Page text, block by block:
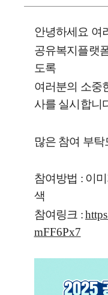
안녕하세요 여
공유복지플랫
도록
여러분의 소중
사를 실시합니
많은 참여 부
참여방법 : 이
색
참여링크 :
mFF6Px7